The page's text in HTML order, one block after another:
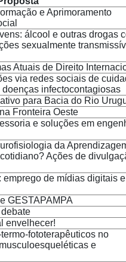
e Aprimoramento
álcool e outras drogas
sexualmente
Atuais de Direito
via redes sociais de
infectocontagiosas
para Bacia do Rio
Fronteira Oeste
e soluções em
da
Ações de
emprego de mídias digitais e
GESTAPAMPA
envelhecer!
fototerapêuticos no
e